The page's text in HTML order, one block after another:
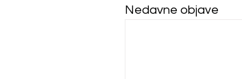
Nedavne objave